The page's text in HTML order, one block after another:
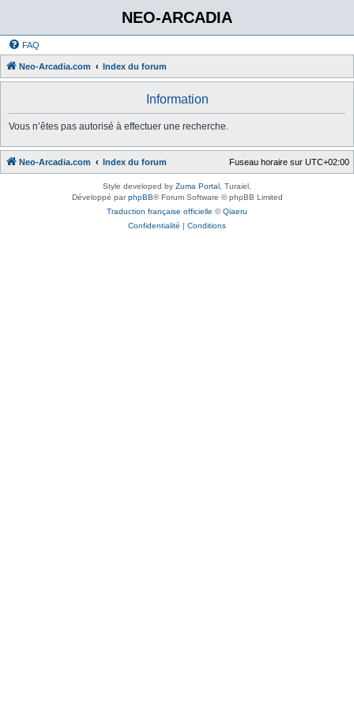
NEO-ARCADIA
FAQ
Neo-Arcadia.com Index du forum
Information
Vous n’êtes pas autorisé à effectuer une recherche.
Neo-Arcadia.com Index du forum Fuseau horaire sur UTC+02:00
Style developed by Zuma Portal , Turaiel,
Développé parphpBB® Forum Software © phpBB Limited
Traduction française officielle ©Qiaeru
Confidentialité | Conditions